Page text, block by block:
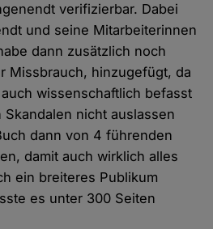
verifizierbar. Dabei
und seine Mitarbeiterinnen
dann zusätzlich noch
Missbrauch, hinzugefügt, da
wissenschaftlich befasst
nicht auslassen
dann von 4 führenden
damit auch wirklich alles
ein breiteres Publikum
es unter 300 Seiten